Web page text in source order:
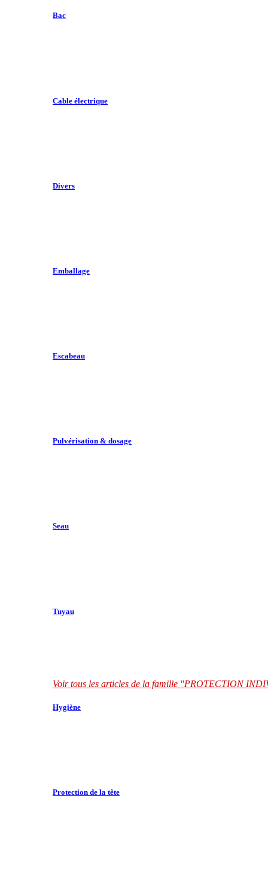
Bac
Cable électrique
Divers
Emballage
Escabeau
Pulvérisation & dosage
Seau
Tuyau
Voir tous les articles de la famille "PROTECTION
Hygiène
Protection de la tête